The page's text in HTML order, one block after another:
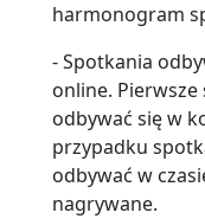
harmonogram
- Spotkania
online.
odbywać się w
przypadku
odbywać w
nagrywane.